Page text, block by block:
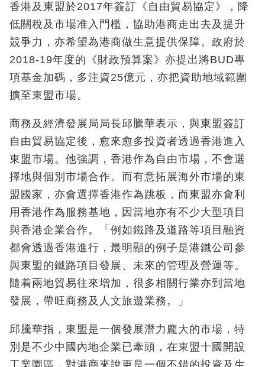
香港及東盟於2017年簽訂《自由貿易協定》，降
低關稅及市場准入門檻，協助港商走出去及提升
競爭力，亦希望為港商做生意提供保障。政府於
2018-19年度的《財政預算案》亦提出將BUD專
項基金加碼，多注資25億元，亦把資助地域範圍
擴至東盟市場。
商務及經濟發展局局長邱騰華表示，與東盟簽訂
自由貿易協定後，愈來愈多投資者透過香港進入
東盟市場。他強調，香港作為自由市場，不會選
擇地與個別市場合作。而有意拓展海外市場的東
盟國家，亦會選擇香港作為跳板，而東盟亦會利
用香港作為服務基地，因當地亦有不少大型項目
與香港企業合作。「例如鐵路及道路等項目融資
都會透過香港進行，最明顯的例子是港鐵公司參
與東盟的鐵路項目發展、未來的管理及營運等。
隨着兩地貿易往來增加，很多相關行業亦到當地
發展，帶旺商務及人文旅遊業務。」
邱騰華指，東盟是一個發展潛力龐大的市場，特
別是不少中國內地企業已牽頭，在東盟十國開設